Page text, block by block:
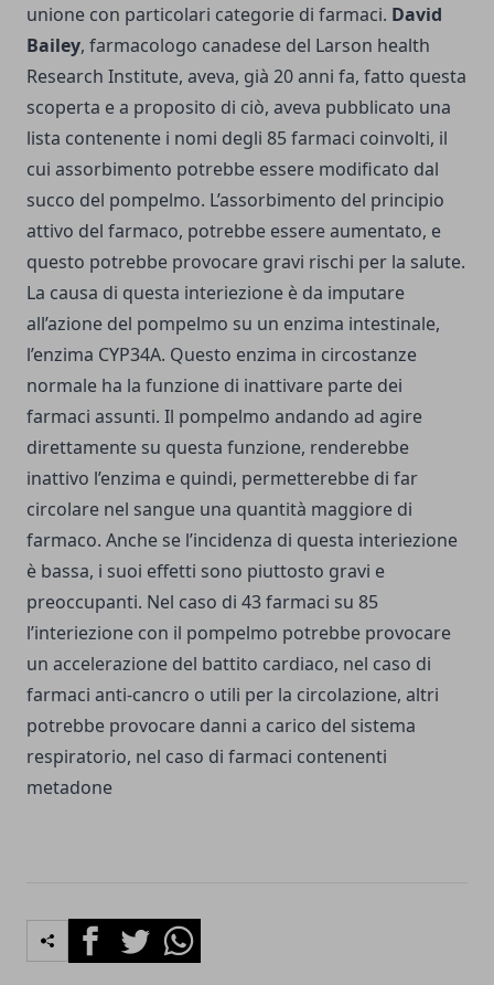
unione con particolari categorie di farmaci. David
Bailey, farmacologo canadese del Larson health
Research Institute, aveva, già 20 anni fa, fatto questa
scoperta e a proposito di ciò, aveva pubblicato una
lista contenente i nomi degli 85 farmaci coinvolti, il
cui assorbimento potrebbe essere modificato dal
succo del pompelmo. L’assorbimento del principio
attivo del farmaco, potrebbe essere aumentato, e
questo potrebbe provocare gravi rischi per la salute.
La causa di questa interiezione è da imputare
all’azione del pompelmo su un enzima intestinale,
l’enzima CYP34A. Questo enzima in circostanze
normale ha la funzione di inattivare parte dei
farmaci assunti. Il pompelmo andando ad agire
direttamente su questa funzione, renderebbe
inattivo l’enzima e quindi, permetterebbe di far
circolare nel sangue una quantità maggiore di
farmaco. Anche se l’incidenza di questa interiezione
è bassa, i suoi effetti sono piuttosto gravi e
preoccupanti. Nel caso di 43 farmaci su 85
l’interiezione con il pompelmo potrebbe provocare
un accelerazione del battito cardiaco, nel caso di
farmaci anti-cancro o utili per la circolazione, altri
potrebbe provocare danni a carico del sistema
respiratorio, nel caso di farmaci contenenti
metadone
FacebookTwitterWhatsapp